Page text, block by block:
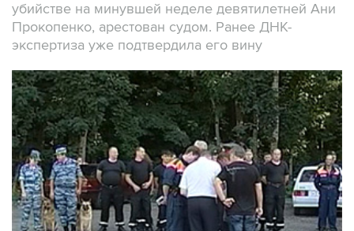
убийстве на минувшей неделе девятилетней Ани
Прокопенко, арестован судом. Ранее ДНК-
экспертиза уже подтвердила его вину